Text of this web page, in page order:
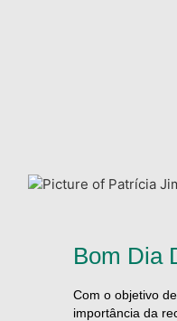
Bom Dia
Com o objetivo
importância da